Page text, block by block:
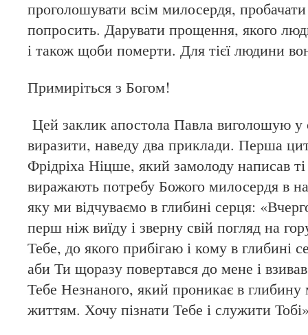
проголошувати всім милосердя,
попросить. Дарувати прощення, якого
і також щоби померти. Для тієї людини
Примиріться з Богом!
Цей заклик апостола Павла виголошую
виразити, наведу два приклади. Перша
Фрідріха Ніцше, який замолоду написав
виражають потребу Божого милосердя в
яку ми відчуваємо в глибині серця:
перш ніж виїду і зверну свій погляд на
Тебе, до якого прибігаю і кому в глибині
аби Ти щоразу повертався до мене і
Тебе Незнаного, який проникає в глибину
життям. Хочу пізнати Тебе і служити